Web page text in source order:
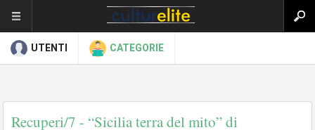
UTENTI CATEGORIE
Recuperi/7 - “Sicilia terra del mito” di